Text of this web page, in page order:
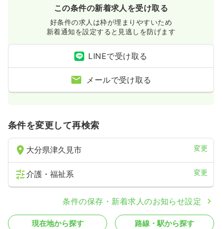
気になる 詳細を見る
この条件の新着求人を受け取る
好条件の求人は枠が埋まりやすいため
新着通知を設定すると見逃しを防げます
LINEで受け取る
メールで受け取る
条件を変更して再検索
大分県津久見市 変更
介護・福祉系 変更
条件の保存・新着求人のお知らせ設定
現在地から探す 路線・駅から探す